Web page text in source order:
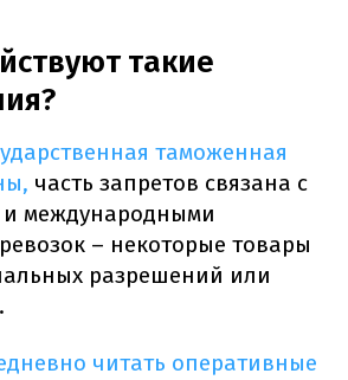
такие
таможенная
часть запретов связана с
международными
– некоторые товары
разрешений или
читать оперативные